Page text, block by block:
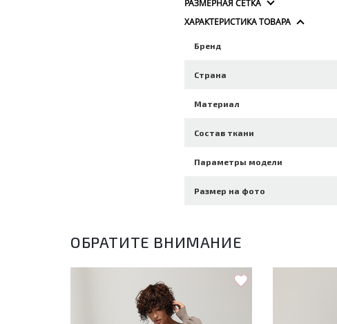
РАЗМЕРНАЯ СЕТКА
ХАРАКТЕРИСТИКА ТОВАРА
Бренд
Страна
Материал
Состав ткани
Параметры модели
Размер на фото
ОБРАТИТЕ ВНИМАНИЕ